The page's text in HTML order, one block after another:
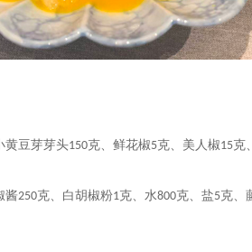
黄豆芽芽头150克、 鲜花椒5克、 美人椒15克、
酱250克、 白胡椒粉1克、 水800克、 盐5克、